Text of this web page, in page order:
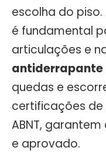
escolha do piso.
é fundamental
articulações e
antiderrapante
quedas e
certificações
ABNT,
e aprovado.